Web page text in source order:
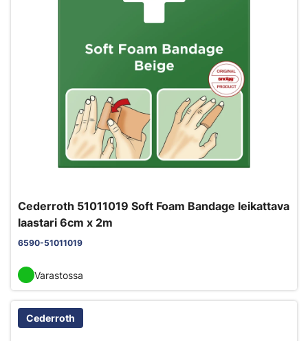
Cederroth 51011019 Soft Foam Bandage leikattava
laastari 6cm x 2m
6590-51011019
Varastossa
Cederroth